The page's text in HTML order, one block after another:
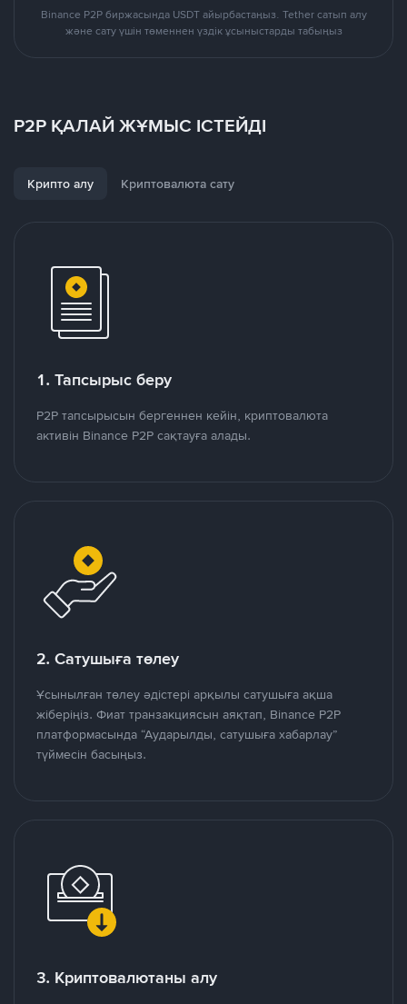
Binance P2P биржасында USDT айырбастаңыз. Tether сатып алу
және сату үшін төменнен үздік ұсыныстарды табыңыз
P2P ҚАЛАЙ ЖҰМЫС ІСТЕЙДІ
Крипто алу Криптовалюта сату
1. Тапсырыс беру
P2P тапсырысын бергеннен кейін, криптовалюта
активін Binance P2P сақтауға алады.
2. Сатушыға төлеу
Ұсынылған төлеу әдістері арқылы сатушыға ақша
жіберіңіз. Фиат транзакциясын аяқтап, Binance P2P
платформасында “Аударылды, сатушыға хабарлау”
түймесін басыңыз.
3. Криптовалютаны алу